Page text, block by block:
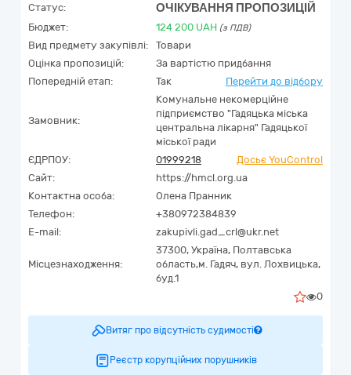
Статус: ОЧІКУВАННЯ ПРОПОЗИЦІЙ
Бюджет: 124 200 UAH (з ПДВ)
Вид предмету закупівлі:
Товари
Оцінка пропозицій:
За вартістю придбання
Попередній етап:
Так Перейти до відбору
Замовник:
Комунальне некомерційне
підприємство "Гадяцька міська
центральна лікарня" Гадяцької
міської ради
ЄДРПОУ:
01999218
Досьє YouControl
Сайт:
https://hmcl.org.ua
Контактна особа:
Олена Пранник
Телефон:
+380972384839
E-mail:
zakupivli.gad_crl@ukr.net
Місцезнаходження:
37300, Україна, Полтавська
область,м. Гадяч, вул. Лохвицька,
буд.1
0
Витяг про відсутність судимості
Реєстр корупційних порушників